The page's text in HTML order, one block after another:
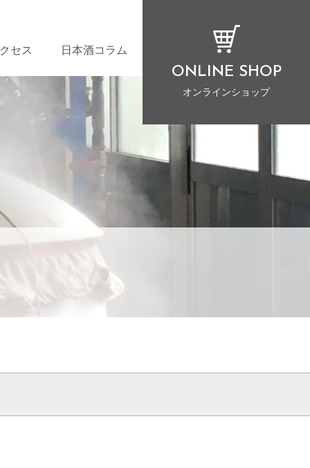
セス 日本酒コラム
ONLINE SHOP
オンラインショップ